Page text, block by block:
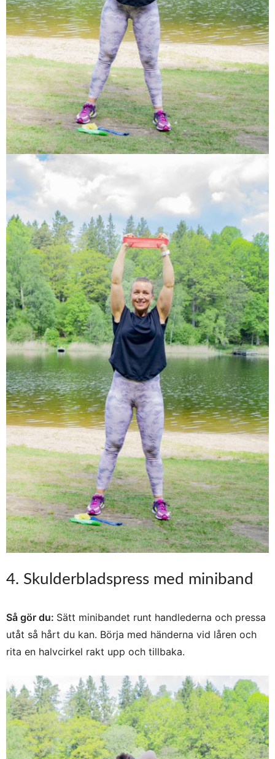
4. Skulderbladspress med miniband
Så gör du: Sätt minibandet runt handlederna och pressa
utåt så hårt du kan. Börja med händerna vid låren och
rita en halvcirkel rakt upp och tillbaka.